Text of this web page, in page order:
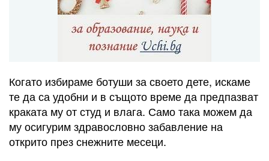
Когато избираме ботуши за своето дете, искаме
те да са удобни и в същото време да предпазват
краката му от студ и влага. Само така можем да
му осигурим здравословно забавление на
открито през снежните месеци.